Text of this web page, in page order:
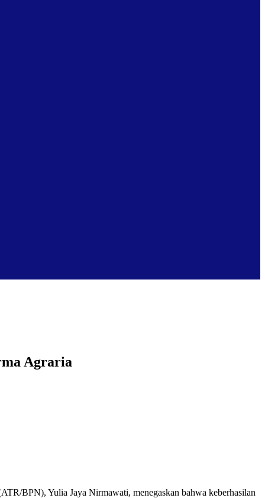
Agraria
BPN), Yulia Jaya Nirmawati, menegaskan bahwa keberhasilan